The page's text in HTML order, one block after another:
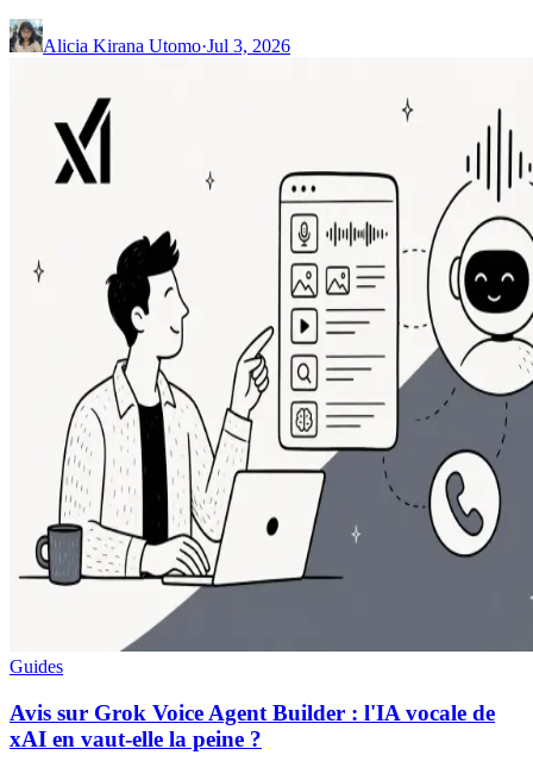
Alicia Kirana Utomo·Jul 3, 2026
Guides
Avis sur Grok Voice Agent Builder : l'IA vocale de
xAI en vaut-elle la peine ?